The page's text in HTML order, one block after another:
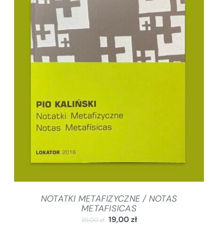
NOTATKI METAFIZYCZNE / NOTAS
METAFISICAS
29,00zł 19,00zł